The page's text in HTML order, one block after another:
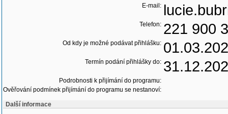
E-mail:
Telefon: 221 900
Od kdy je možné podávat přihlášku:
Termín podání přihlášky do:
Podrobnosti k přijímání do programu:
Ověřování podmínek přijímání do programu se nestanoví:
Další informace